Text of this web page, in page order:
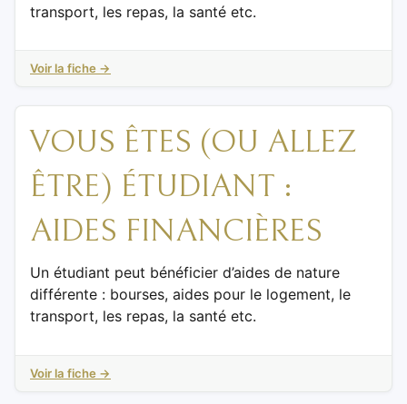
transport, les repas, la santé etc.
Voir la fiche →
VOUS ÊTES (OU ALLEZ
ÊTRE) ÉTUDIANT :
AIDES FINANCIÈRES
Un étudiant peut bénéficier d’aides de nature
différente : bourses, aides pour le logement, le
transport, les repas, la santé etc.
Voir la fiche →